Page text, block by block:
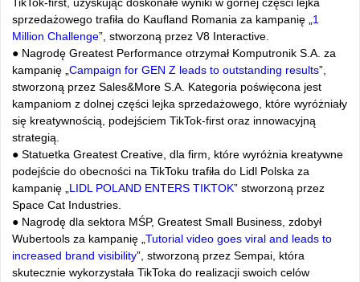
TikTok-first, uzyskując doskonałe wyniki w górnej części lejka
sprzedażowego trafiła do Kaufland Romania za kampanię „1
Million Challenge”, stworzoną przez V8 Interactive.
● Nagrodę Greatest Performance otrzymał Komputronik S.A. za
kampanię „Campaign for GEN Z leads to outstanding results”,
stworzoną przez Sales&More S.A. Kategoria poświęcona jest
kampaniom z dolnej części lejka sprzedażowego, które wyróżniały
się kreatywnością, podejściem TikTok-first oraz innowacyjną
strategią.
● Statuetka Greatest Creative, dla firm, które wyróżnia kreatywne
podejście do obecności na TikToku trafiła do Lidl Polska za
kampanię „LIDL POLAND ENTERS TIKTOK” stworzoną przez
Space Cat Industries.
● Nagrodę dla sektora MŚP, Greatest Small Business, zdobył
Wubertools za kampanię „Tutorial video goes viral and leads to
increased brand visibility”, stworzoną przez Sempai, która
skutecznie wykorzystała TikToka do realizacji swoich celów